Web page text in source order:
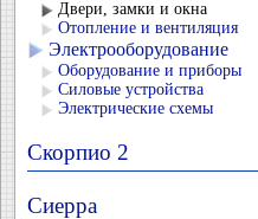
Двери, замки и окна
Отопление и вентиляция
Электрооборудование
Оборудование и приборы
Силовые устройства
Электрические схемы
Скорпио 2
Сиерра